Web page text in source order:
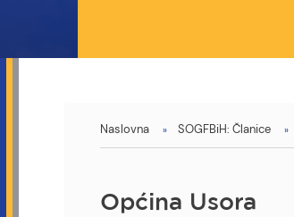
You
here
Naslovna SOGFBiH: Članice
Općina Usora